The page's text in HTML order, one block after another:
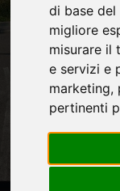
di base
migliore
misurare il
e servizi e
marketing,
pertinenti